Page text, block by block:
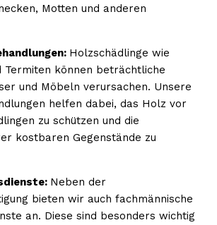
Motten und anderen
Holzschädlinge wie
Termiten können beträchtliche
und Möbeln verursachen. Unsere
helfen dabei, das Holz vor
zu schützen und die
kostbaren Gegenstände zu
Neben der
bieten wir auch fachmännische
an. Diese sind besonders wichtig